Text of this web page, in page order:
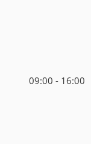
09:00 - 16:00